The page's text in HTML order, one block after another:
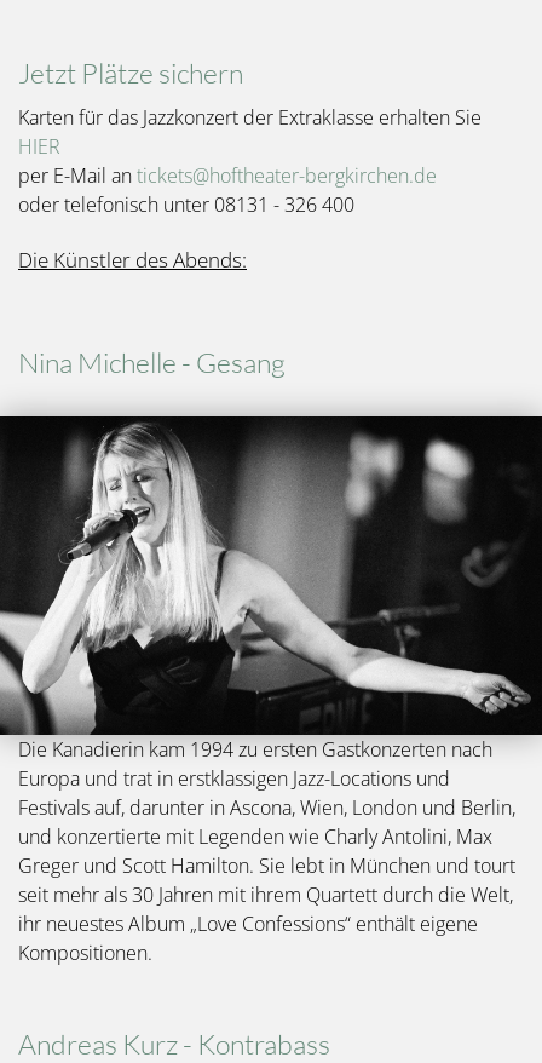
Jetzt Plätze sichern
Karten für das Jazzkonzert der Extraklasse erhalten Sie
HIER
per E-Mail antickets@hoftheater-bergkirchen.de
oder telefonisch unter 08131 - 326 400
Die Künstler des Abends:
Nina Michelle - Gesang
Die Kanadierin kam 1994 zu ersten Gastkonzerten nach
Europa und trat in erstklassigen Jazz-Locations und
Festivals auf, darunter in Ascona, Wien, London und Berlin,
und konzertierte mit Legenden wie Charly Antolini, Max
Greger und Scott Hamilton. Sie lebt in München und tourt
seit mehr als 30 Jahren mit ihrem Quartett durch die Welt,
ihr neuestes Album „Love Confessions“ enthält eigene
Kompositionen.
Andreas Kurz - Kontrabass